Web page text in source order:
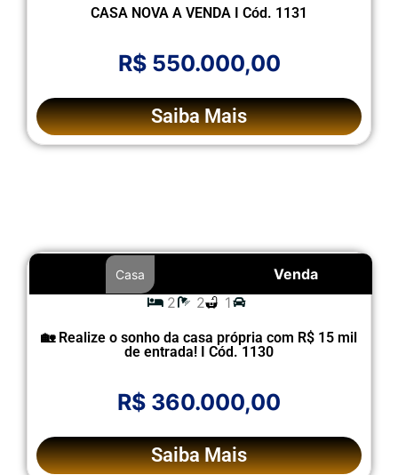
CASA NOVA A VENDA I Cód. 1131
R$ 550.000,00
Saiba Mais
Venda
Casa
2 2 1
🏡 Realize o sonho da casa própria com R$ 15 mil
de entrada! I Cód. 1130
R$ 360.000,00
Saiba Mais